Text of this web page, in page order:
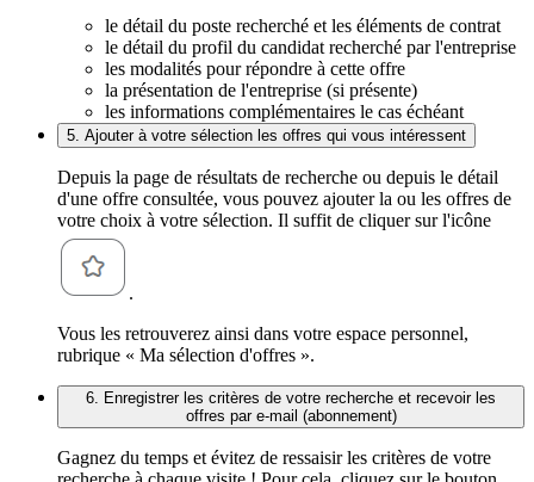
le détail du poste recherché et les éléments de contrat
le détail du profil du candidat recherché par l'entreprise
les modalités pour répondre à cette offre
la présentation de l'entreprise (si présente)
les informations complémentaires le cas échéant
5. Ajouter à votre sélection les offres qui vous intéressent
Depuis la page de résultats de recherche ou depuis le détail
d'une offre consultée, vous pouvez ajouter la ou les offres de
votre choix à votre sélection. Il suffit de cliquer sur l'icône
.
Vous les retrouverez ainsi dans votre espace personnel,
rubrique « Ma sélection d'offres ».
6. Enregistrer les critères de votre recherche et recevoir les
offres par e-mail (abonnement)
Gagnez du temps et évitez de ressaisir les critères de votre